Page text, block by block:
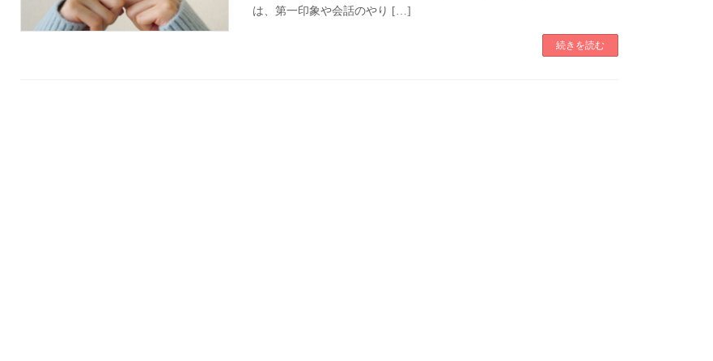
は、第一印象や会話のやり […]
続きを読む